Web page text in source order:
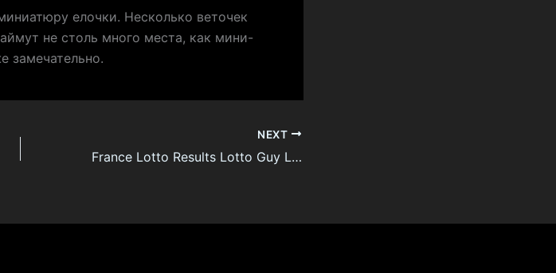
елочки. Несколько веточек
не столь много места, как мини-
замечательно.
NEXT
France Lotto Results Lotto Guy Lottery System Exposed!